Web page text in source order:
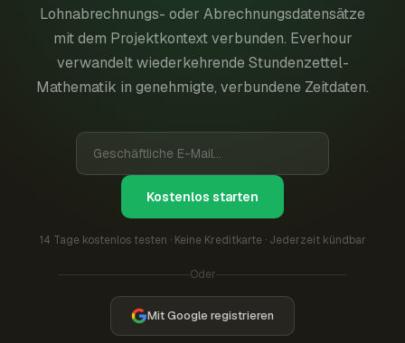
Lohnabrechnungs- oder Abrechnungsdatensätze
mit dem Projektkontext verbunden. Everhour
verwandelt wiederkehrende Stundenzettel-
Mathematik in genehmigte, verbundene Zeitdaten.
Kostenlos starten
14 Tage kostenlos testen · Keine Kreditkarte · Jederzeit kündbar
Oder
Mit Google registrieren